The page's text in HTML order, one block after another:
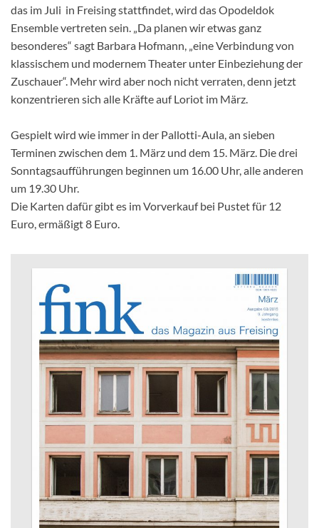
das im Juli in Freising stattfindet, wird das Opodeldok
Ensemble vertreten sein. „Da planen wir etwas ganz
besonderes“ sagt Barbara Hofmann, „eine Verbindung von
klassischem und modernem Theater unter Einbeziehung der
Zuschauer“. Mehr wird aber noch nicht verraten, denn jetzt
konzentrieren sich alle Kräfte auf Loriot im März.
Gespielt wird wie immer in der Pallotti-Aula, an sieben
Terminen zwischen dem 1. März und dem 15. März. Die drei
Sonntagsaufführungen beginnen um 16.00 Uhr, alle anderen
um 19.30 Uhr.
Die Karten dafür gibt es im Vorverkauf bei Pustet für 12
Euro, ermäßigt 8 Euro.